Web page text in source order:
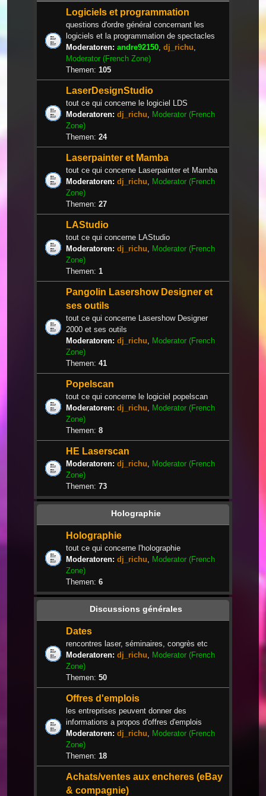
Logiciels et programmation
questions d'ordre général concernant les
logiciels et la programmation de spectacles
Moderatoren: andre92150 dj_richu
Moderator (French Zone)
Themen: 105
LaserDesignStudio
tout ce qui concerne le logiciel LDS
Moderatoren: dj_richu
Moderator (French
Zone)
Themen: 24
Laserpainter et Mamba
tout ce qui concerne Laserpainter et Mamba
Moderatoren: dj_richu
Moderator (French
Zone)
Themen: 27
LAStudio
tout ce qui concerne LAStudio
Moderatoren: dj_richu
Moderator (French
Zone)
Themen: 1
Pangolin Lasershow Designer et
ses outils
tout ce qui concerne Lasershow Designer
2000 et ses outils
Moderatoren: dj_richu
Moderator (French
Zone)
Themen: 41
Popelscan
tout ce qui concerne le logiciel popelscan
Moderatoren: dj_richu
Moderator (French
Zone)
Themen: 8
HE Laserscan
Moderatoren: dj_richu
Moderator (French
Zone)
Themen: 73
Holographie
Holographie
tout ce qui concerne l'holographie
Moderatoren: dj_richu
Moderator (French
Zone)
Themen: 6
Discussions générales
Dates
rencontres laser, séminaires, congrès etc
Moderatoren: dj_richu
Moderator (French
Zone)
Themen: 50
Offres d'emplois
les entreprises peuvent donner des
informations a propos d'offres d'emplois
Moderatoren: dj_richu
Moderator (French
Zone)
Themen: 18
Achats/ventes aux encheres (eBay
& compagnie)